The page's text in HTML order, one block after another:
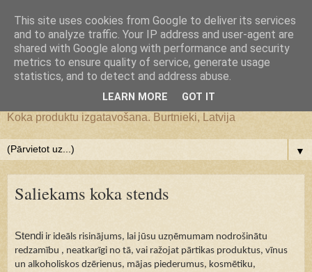
JS WoodMagic, koka lietu
darbnīca
Koka produktu izgatavošana. Burtnieki, Latvija
▼
Saliekams koka stends
Stendi ir ideāls risinājums, lai jūsu uzņēmumam nodrošinātu
redzamību , neatkarīgi no tā, vai ražojat pārtikas produktus, vīnus
un alkoholiskos dzērienus, mājas piederumus, kosmētiku,
This site uses cookies from Google to deliver its services
and to analyze traffic. Your IP address and user-agent are
shared with Google along with performance and security
metrics to ensure quality of service, generate usage
statistics, and to detect and address abuse.
LEARN MORE GOT IT